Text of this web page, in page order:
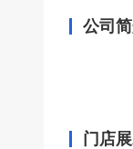
公司
门店